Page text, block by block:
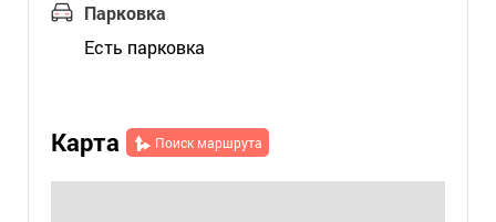
Парковка
Есть парковка
Карта Поиск маршрута